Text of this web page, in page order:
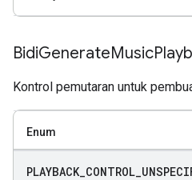
BidiGenerateMusic
Kontrol pemutaran untuk
Enum
PLAYBACK_ CONTROL